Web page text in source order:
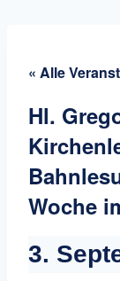
« Alle
Hl.
Woche
3.